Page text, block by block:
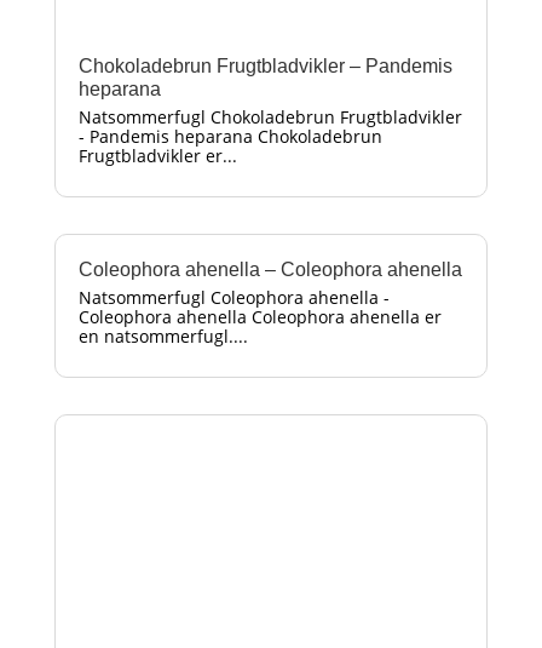
Chokoladebrun Frugtbladvikler – Pandemis
heparana
Natsommerfugl Chokoladebrun Frugtbladvikler
- Pandemis heparana Chokoladebrun
Frugtbladvikler er...
Coleophora ahenella – Coleophora ahenella
Natsommerfugl Coleophora ahenella -
Coleophora ahenella Coleophora ahenella er
en natsommerfugl....